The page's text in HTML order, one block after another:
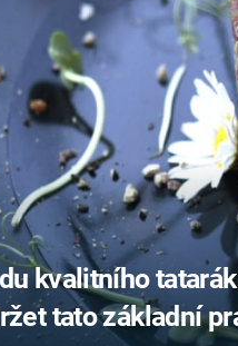
UFO A
UTAJENÉ
HISTORIE
kvalitního
tato základní